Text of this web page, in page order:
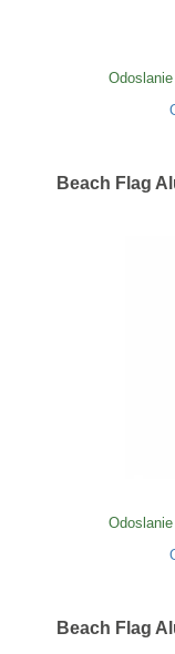
Beach Flag
Beach Flag